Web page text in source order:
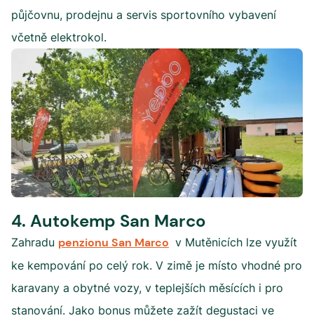
půjčovnu, prodejnu a servis sportovního vybavení
včetně elektrokol.
4. Autokemp San Marco
Zahradu penzionu San Marco v Mutěnicích lze využít
ke kempování po celý rok. V zimě je místo vhodné pro
karavany a obytné vozy, v teplejších měsících i pro
stanování. Jako bonus můžete zažít degustaci ve